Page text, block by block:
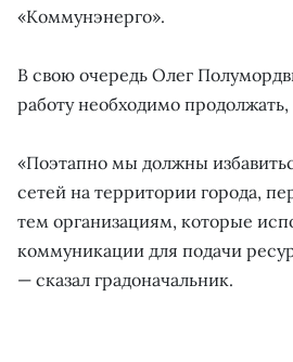
«Коммунэнерго».
В свою очередь Олег
работу необходимо
«Поэтапно мы должны
сетей на территории города,
тем организациям, которые
коммуникации для подачи
— сказал градоначальник.